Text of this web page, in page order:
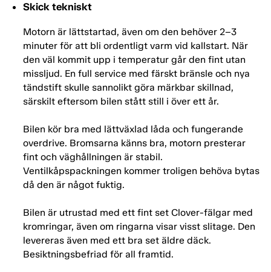
Skick tekniskt
Motorn är lättstartad, även om den behöver 2–3
minuter för att bli ordentligt varm vid kallstart. När
den väl kommit upp i temperatur går den fint utan
missljud. En full service med färskt bränsle och nya
tändstift skulle sannolikt göra märkbar skillnad,
särskilt eftersom bilen stått still i över ett år.
Bilen kör bra med lättväxlad låda och fungerande
overdrive. Bromsarna känns bra, motorn presterar
fint och väghållningen är stabil.
Ventilkåpspackningen kommer troligen behöva bytas
då den är något fuktig.
Bilen är utrustad med ett fint set Clover-fälgar med
kromringar, även om ringarna visar visst slitage. Den
levereras även med ett bra set äldre däck.
Besiktningsbefriad för all framtid.